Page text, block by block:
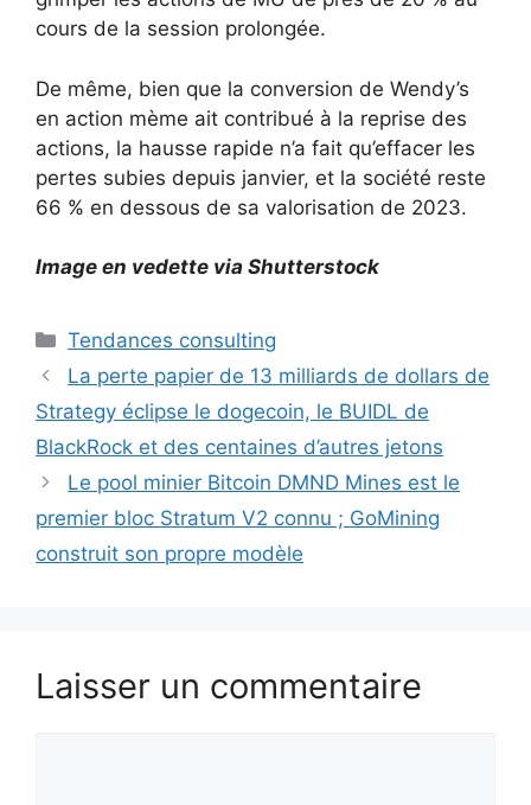
cours de la session prolongée.
De même, bien que la conversion de Wendy’s
en action mème ait contribué à la reprise des
actions, la hausse rapide n’a fait qu’effacer les
pertes subies depuis janvier, et la société reste
66 % en dessous de sa valorisation de 2023.
Image en vedette via Shutterstock
Catégories
Tendances consulting
La perte papier de 13 milliards de dollars de
Strategy éclipse le dogecoin, le BUIDL de
BlackRock et des centaines d’autres jetons
Le pool minier Bitcoin DMND Mines est le
premier bloc Stratum V2 connu ; GoMining
construit son propre modèle
Laisser un commentaire